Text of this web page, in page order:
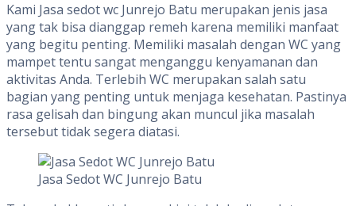
Kami Jasa sedot wc Junrejo Batu merupakan jenis jasa
yang tak bisa dianggap remeh karena memiliki manfaat
yang begitu penting. Memiliki masalah dengan WC yang
mampet tentu sangat menganggu kenyamanan dan
aktivitas Anda. Terlebih WC merupakan salah satu
bagian yang penting untuk menjaga kesehatan. Pastinya
rasa gelisah dan bingung akan muncul jika masalah
tersebut tidak segera diatasi.
Jasa Sedot WC Junrejo Batu